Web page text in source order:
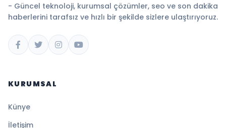
- Güncel teknoloji, kurumsal çözümler, seo ve son dakika
haberlerini tarafsız ve hızlı bir şekilde sizlere ulaştırıyoruz.
KURUMSAL
Künye
İletişim